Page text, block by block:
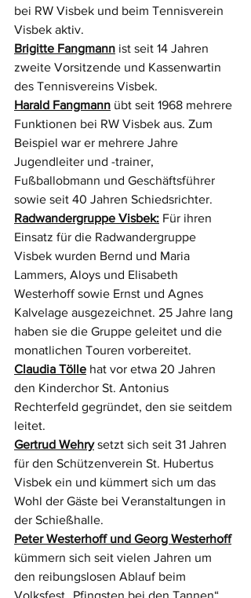
bei RW Visbek und beim Tennisverein
Visbek aktiv.
Brigitte Fangmann ist seit 14 Jahren
zweite Vorsitzende und Kassenwartin
des Tennisvereins Visbek.
Harald Fangmann übt seit 1968 mehrere
Funktionen bei RW Visbek aus. Zum
Beispiel war er mehrere Jahre
Jugendleiter und -trainer,
Fußballobmann und Geschäftsführer
sowie seit 40 Jahren Schiedsrichter.
Radwandergruppe Visbek: Für ihren
Einsatz für die Radwandergruppe
Visbek wurden Bernd und Maria
Lammers, Aloys und Elisabeth
Westerhoff sowie Ernst und Agnes
Kalvelage ausgezeichnet. 25 Jahre lang
haben sie die Gruppe geleitet und die
monatlichen Touren vorbereitet.
Claudia Tölle hat vor etwa 20 Jahren
den Kinderchor St. Antonius
Rechterfeld gegründet, den sie seitdem
leitet.
Gertrud Wehry setzt sich seit 31 Jahren
für den Schützenverein St. Hubertus
Visbek ein und kümmert sich um das
Wohl der Gäste bei Veranstaltungen in
der Schießhalle.
Peter Westerhoff und Georg Westerhoff
kümmern sich seit vielen Jahren um
den reibungslosen Ablauf beim